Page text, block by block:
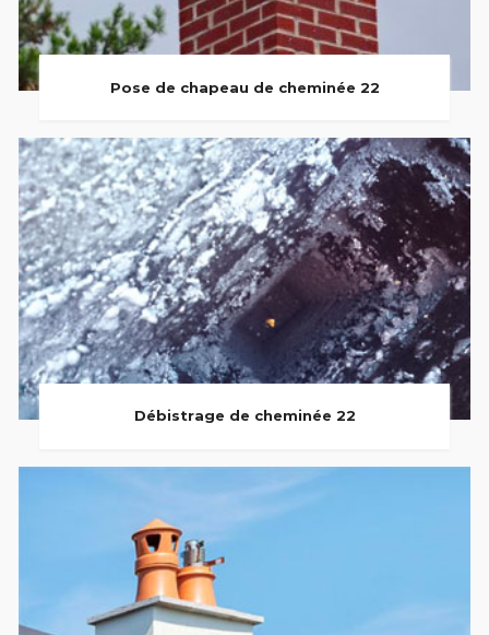
Pose de chapeau de cheminée 22
Débistrage de cheminée 22